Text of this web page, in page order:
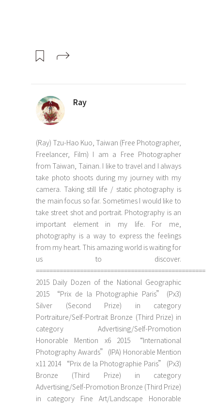
Ray
(Ray) Tzu-Hao Kuo, Taiwan (Free Photographer,
Freelancer, Film) I am a Free Photographer
from Taiwan, Tainan. I like to travel and I always
take photo shoots during my journey with my
camera. Taking still life / static photography is
the main focus so far. Sometimes I would like to
take street shot and portrait. Photography is an
important element in my life. For me,
photography is a way to express the feelings
from my heart. This amazing world is waiting for
us to discover.
==================================================
2015 Daily Dozen of the National Geographic
2015 “Prix de la Photographie Paris” (Px3)
Silver (Second Prize) in category
Portraiture/Self-Portrait Bronze (Third Prize) in
category Advertising/Self-Promotion
Honorable Mention x6 2015 “International
Photography Awards” (IPA) Honorable Mention
x11 2014 “Prix de la Photographie Paris” (Px3)
Bronze (Third Prize) in category
Advertising/Self-Promotion Bronze (Third Prize)
in category Fine Art/Landscape Honorable